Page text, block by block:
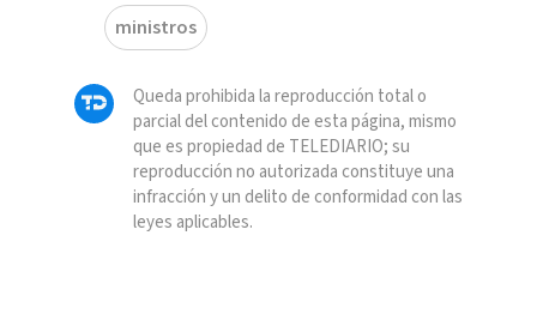
ministros
Queda prohibida la reproducción total o
parcial del contenido de esta página, mismo
que es propiedad de TELEDIARIO; su
reproducción no autorizada constituye una
infracción y un delito de conformidad con las
leyes aplicables.